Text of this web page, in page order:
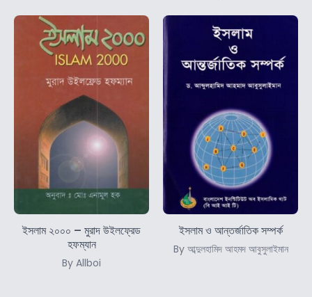
ইসলাম ২০০০ – মুরাদ উইলফ্রেড
হফম্যান
By Allboi
ইসলাম ও আন্তর্জাতিক সম্পর্ক
By আব্দুলহামিদ আহমদ আবুসুলাইমান